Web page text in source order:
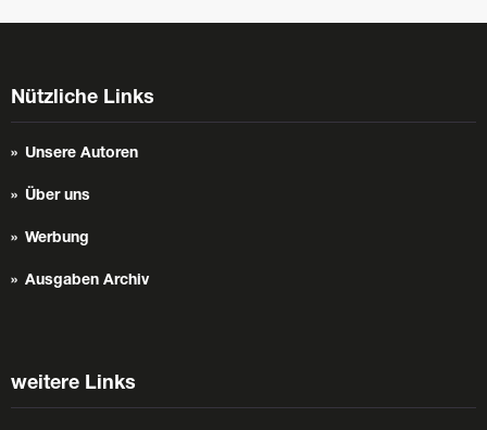
Nützliche Links
Unsere Autoren
Über uns
Werbung
Ausgaben Archiv
weitere Links